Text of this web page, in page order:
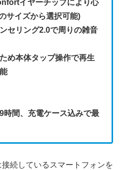
イヤーチップにより心
サイズから選択可能)
セリング2.0で周りの雑音
め本体タップ操作で再生
時間、充電ケース込みで最
続しているスマートフォンを